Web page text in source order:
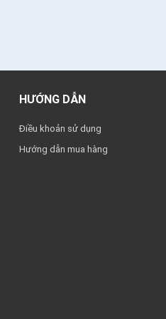
HƯỚNG DẪN
Điều khoản sử dụng
Hướng dẫn mua hàng